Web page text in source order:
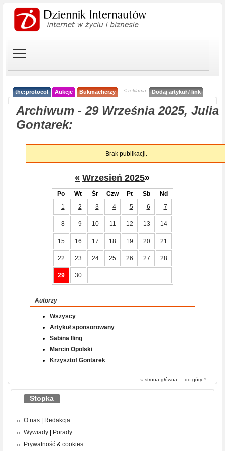
the:protocol Aukcje Bukmacherzy < reklama Dodaj artykuł / link
Archiwum - 29 Września 2025, Julia
Gontarek:
Brak publikacji.
« Wrzesień 2025»
Po Wt Śr Czw Pt Sb
Nd
1
2 3 4 5 6 7
8 9 10 11 12 13 14
15 16 17 18 19 20 21
22 23 24 25 26 27 28
29 30
Autorzy
Wszyscy
Artykuł sponsorowany
Sabina Iling
Marcin Opolski
Krzysztof Gontarek
« strona główna - do góry ^
Stopka
O nas
Redakcja
Wywiady
Porady
Prywatność & cookies